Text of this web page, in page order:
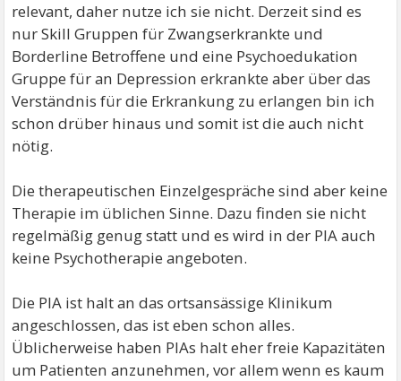
relevant, daher nutze ich sie nicht. Derzeit sind es
nur Skill Gruppen für Zwangserkrankte und
Borderline Betroffene und eine Psychoedukation
Gruppe für an Depression erkrankte aber über das
Verständnis für die Erkrankung zu erlangen bin ich
schon drüber hinaus und somit ist die auch nicht
nötig.
Die therapeutischen Einzelgespräche sind aber keine
Therapie im üblichen Sinne. Dazu finden sie nicht
regelmäßig genug statt und es wird in der PIA auch
keine Psychotherapie angeboten.
Die PIA ist halt an das ortsansässige Klinikum
angeschlossen, das ist eben schon alles.
Üblicherweise haben PIAs halt eher freie Kapazitäten
um Patienten anzunehmen, vor allem wenn es kaum